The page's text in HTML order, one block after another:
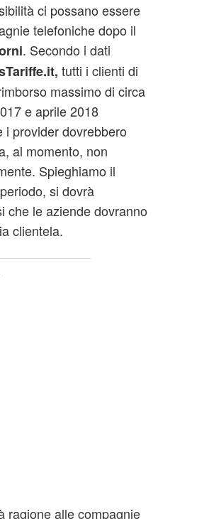
ci possano essere
telefoniche dopo il
. Secondo i dati
tutti i clienti di
massimo di circa
e aprile 2018
i provider dovrebbero
al momento, non
Spieghiamo il
si dovrà
che le aziende dovranno
clientela.
ragione alle compagnie